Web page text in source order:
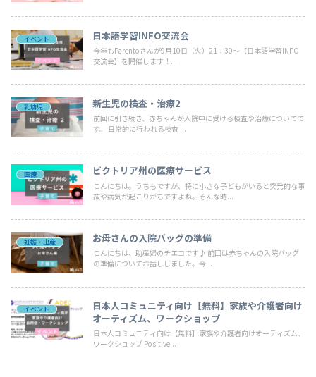
イベント 日本語学習INFO交流会
今年もParentoさんが9月10日（火）21：30～【日本語学習INFO
交流会】を開催します！...
乳幼児 新生児の検査・治療2
前回に引き続き、赤ちゃんが入院中に受ける検査や治療についてで
す。 日常的に行われる検査 ...
医療 ビクトリア州の医療サービス
こんにちは。うちもですが、特に小さな子どもがいると突発的な事
故や病気が起こりがちですよね。そんな時...
妊娠・出産 お母さんの入院バッグの準備
こんにちは、助産婦のチエコです♪ 前回は赤ちゃんの入院バッグ
の準備についてお話ししました。今...
イベント
日本人コミュニティ向け【無料】家族や介護者向け
オーティズム、ワークショップ
日本人コミュニティ向け【無料】家族や介護者向けオーティズム、
ワークショップ Positive...